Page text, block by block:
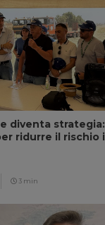
diventa
ridurre il
3 min